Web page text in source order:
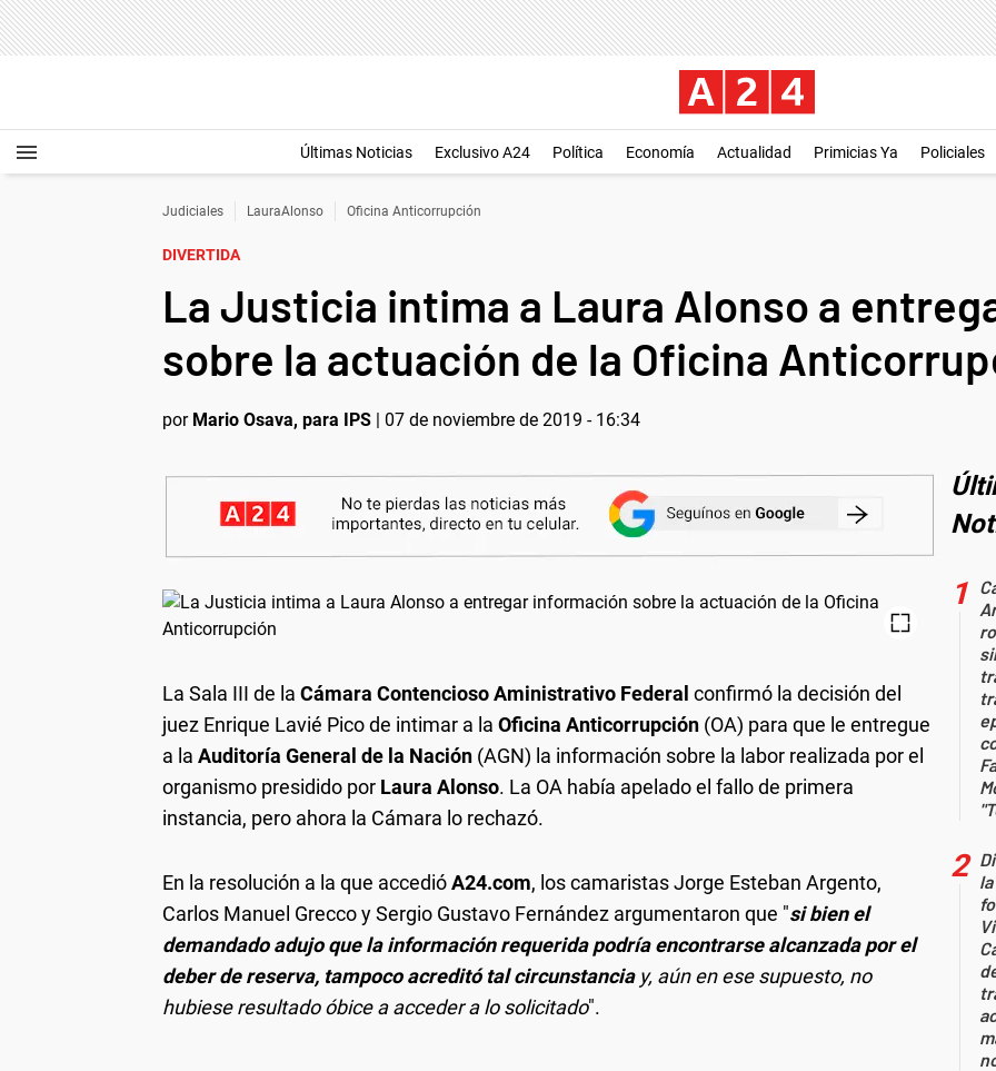
Últimas Noticias Exclusivo A24 Política Economía Actualidad Primicias Ya Policiales
Judiciales LauraAlonso Oficina Anticorrupción
DIVERTIDA
La Justicia intima a Laura Alonso a
sobre la actuación de la Oficina
por Mario Osava, para IPS | 07 de noviembre de 2019 - 16:34
La Sala III de la Cámara Contencioso Aministrativo Federal confirmó la decisión del
juez Enrique Lavié Pico de intimar a la Oficina Anticorrupción (OA) para que le entregue
a la Auditoría General de la Nación (AGN) la información sobre la labor realizada por el
organismo presidido por Laura Alonso. La OA había apelado el fallo de primera
instancia, pero ahora la Cámara lo rechazó.
En la resolución a la que accedióA24.com, los camaristas Jorge Esteban Argento,
Carlos Manuel Grecco y Sergio Gustavo Fernández argumentaron que "si bien el
demandado adujo que la información requerida podría encontrarse alcanzada por el
deber de reserva, tampoco acreditó tal circunstanciay, aún en ese supuesto, no
hubiese resultado óbice a acceder a lo solicitado".